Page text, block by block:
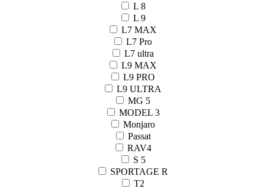
L 8
L 9
L7 MAX
L7 Pro
L7 ultra
L9 MAX
L9 PRO
L9 ULTRA
MG 5
MODEL 3
Monjaro
Passat
RAV4
S 5
SPORTAGE R
T2